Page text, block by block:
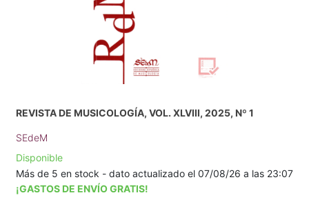
REVISTA DE MUSICOLOGÍA, VOL. XLVIII, 2025, Nº 1
SEdeM
Disponible
Más de 5 en stock - dato actualizado el 07/08/26 a las 23:07
¡GASTOS DE ENVÍO GRATIS!